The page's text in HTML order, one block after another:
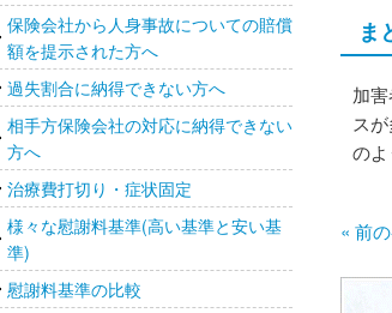
ま
加
ス
の
« 前
保険会社から人身事故についての賠償
額を提示された方へ
過失割合に納得できない方へ
相手方保険会社の対応に納得できない
方へ
治療費打切り・症状固定
様々な慰謝料基準(高い基準と安い基
準)
慰謝料基準の比較